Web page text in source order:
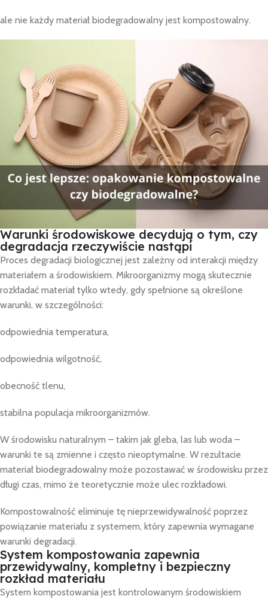
ale nie każdy materiał biodegradowalny jest kompostowalny.
Warunki środowiskowe decydują o tym, czy
degradacja rzeczywiście nastąpi
Proces degradacji biologicznej jest zależny od interakcji między
materiałem a środowiskiem. Mikroorganizmy mogą skutecznie
rozkładać materiał tylko wtedy, gdy spełnione są określone
warunki, w szczególności:
odpowiednia temperatura,
odpowiednia wilgotność,
obecność tlenu,
stabilna populacja mikroorganizmów.
W środowisku naturalnym – takim jak gleba, las lub woda –
warunki te są zmienne i często nieoptymalne. W rezultacie
materiał biodegradowalny może pozostawać w środowisku przez
długi czas, mimo że teoretycznie może ulec rozkładowi.
Kompostowalność eliminuje tę nieprzewidywalność poprzez
powiązanie materiału z systemem, który zapewnia wymagane
warunki degradacji.
System kompostowania zapewnia
przewidywalny, kompletny i bezpieczny
rozkład materiału
System kompostowania jest kontrolowanym środowiskiem